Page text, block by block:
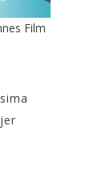
Film